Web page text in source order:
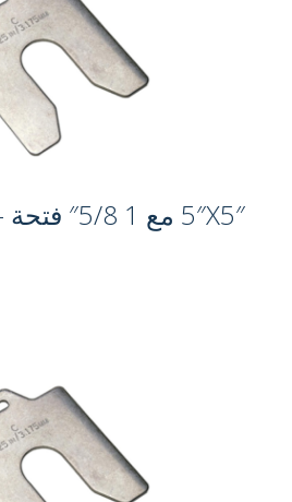
5″X5″ مع 1 5/8″ فتحة – طقم الصيانة